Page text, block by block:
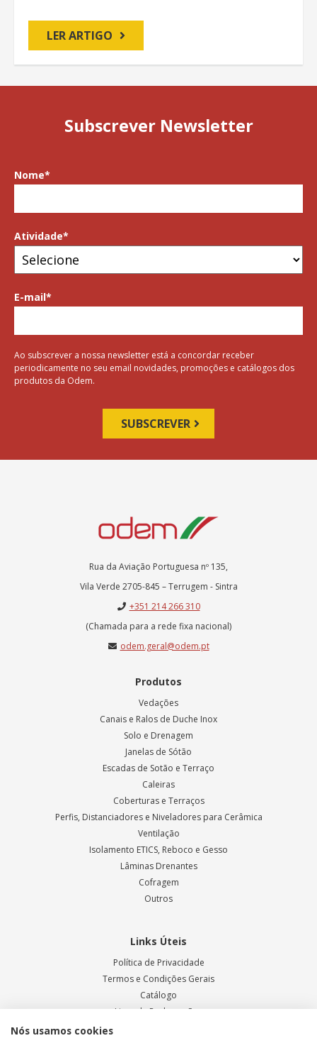
LER ARTIGO
Subscrever Newsletter
Nome*
Atividade*
E-mail*
Ao subscrever a nossa newsletter está a concordar receber
periodicamente no seu email novidades, promoções e catálogos dos
produtos da Odem.
Rua da Aviação Portuguesa nº 135,
Vila Verde 2705-845 – Terrugem - Sintra
+351 214 266 310
(Chamada para a rede fixa nacional)
odem.geral@odem.pt
Produtos
Vedações
Canais e Ralos de Duche Inox
Solo e Drenagem
Janelas de Sótão
Escadas de Sotão e Terraço
Caleiras
Coberturas e Terraços
Perfis, Distanciadores e Niveladores para Cerâmica
Ventilação
Isolamento ETICS, Reboco e Gesso
Lâminas Drenantes
Cofragem
Outros
Links Úteis
Política de Privacidade
Termos e Condições Gerais
Catálogo
Livro de Reclamações
Nós usamos cookies